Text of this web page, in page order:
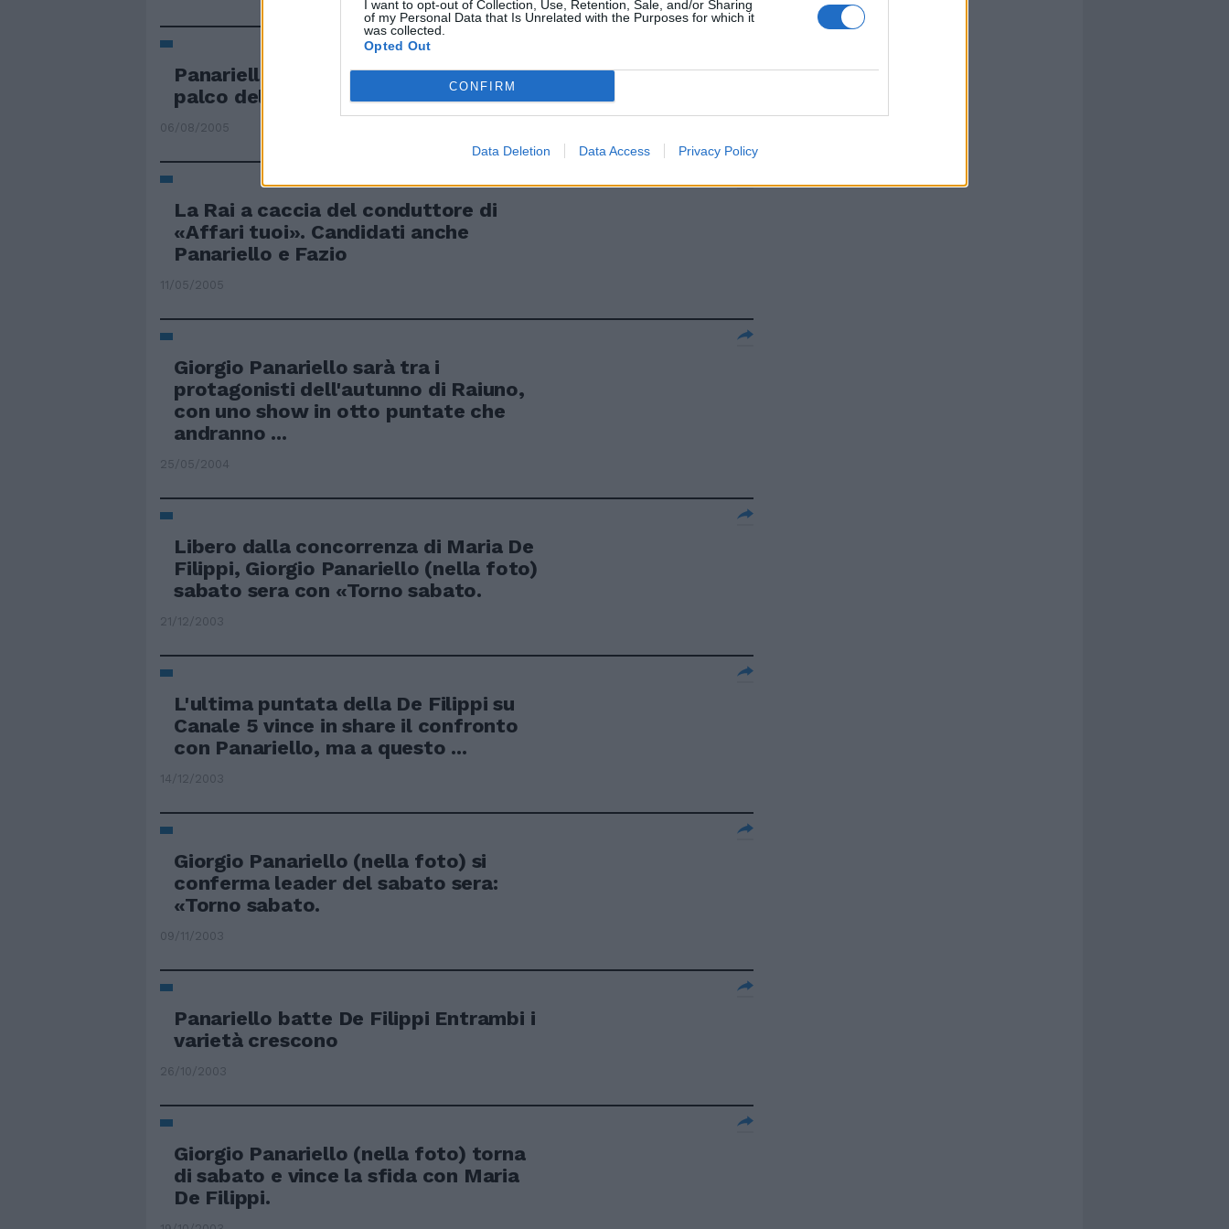
I want to opt-out of Collection, Use, Retention, Sale, and/or Sharing
of my Personal Data that Is Unrelated with the Purposes for which it
was collected.
Opted Out
CONFIRM
Data Deletion Data Access Privacy Policy
Panariello, unico show estivo sul
palco della Capannina
06/08/2005
La Rai a caccia del conduttore di
«Affari tuoi». Candidati anche
Panariello e Fazio
11/05/2005
Giorgio Panariello sarà tra i
protagonisti dell'autunno di Raiuno,
con uno show in otto puntate che
andranno ...
25/05/2004
Libero dalla concorrenza di Maria De
Filippi, Giorgio Panariello (nella foto)
sabato sera con «Torno sabato.
21/12/2003
L'ultima puntata della De Filippi su
Canale 5 vince in share il confronto
con Panariello, ma a questo ...
14/12/2003
Giorgio Panariello (nella foto) si
conferma leader del sabato sera:
«Torno sabato.
09/11/2003
Panariello batte De Filippi Entrambi i
varietà crescono
26/10/2003
Giorgio Panariello (nella foto) torna
di sabato e vince la sfida con Maria
De Filippi.